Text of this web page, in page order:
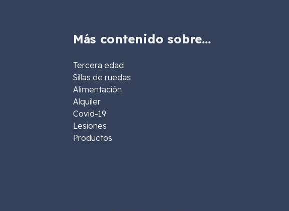
Más contenido sobre…
Tercera edad
Sillas de ruedas
Alimentación
Alquiler
Covid-19
Lesiones
Productos